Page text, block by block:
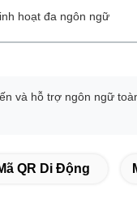
hoạt đa ngôn ngữ
và hỗ trợ ngôn ngữ
QR Di Động